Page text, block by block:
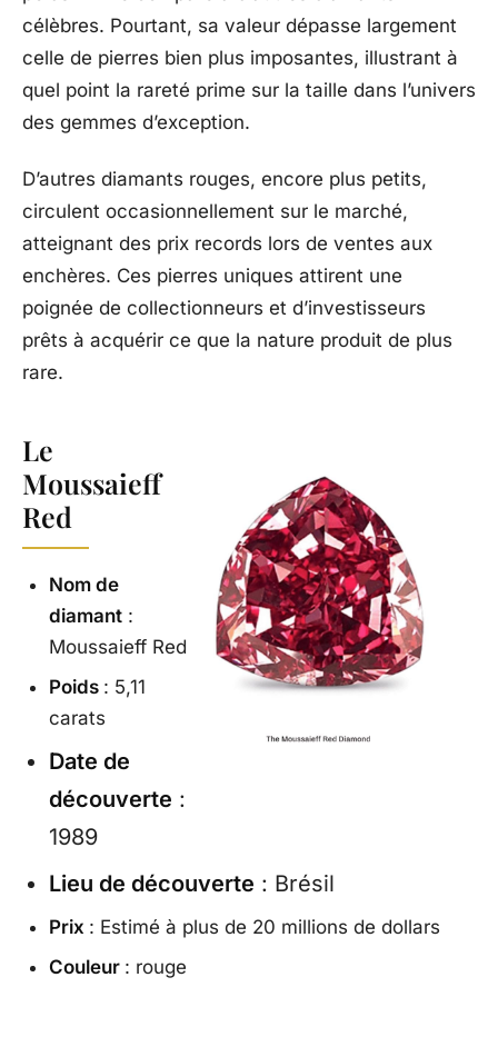
célèbres. Pourtant, sa valeur dépasse largement
celle de pierres bien plus imposantes, illustrant à
quel point la rareté prime sur la taille dans l’univers
des gemmes d’exception.
D’autres diamants rouges, encore plus petits,
circulent occasionnellement sur le marché,
atteignant des prix records lors de ventes aux
enchères. Ces pierres uniques attirent une
poignée de collectionneurs et d’investisseurs
prêts à acquérir ce que la nature produit de plus
rare.
Le
Moussaieff
Red
Nom de
diamant :
Moussaieff Red
Poids : 5,11
carats
Date de
découverte :
1989
Lieu de découverte : Brésil
Prix : Estimé à plus de 20 millions de dollars
Couleur : rouge